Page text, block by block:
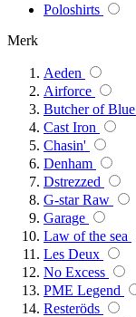
Poloshirts
Merk
Aeden
Airforce
Butcher of Blue
Cast Iron
Chasin'
Denham
Dstrezzed
G-star Raw
Garage
Law of the sea
Les Deux
No Excess
PME Legend
Resteröds